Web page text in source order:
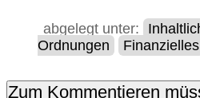
abgelegt unter:
Ordnungen
Finanzielles